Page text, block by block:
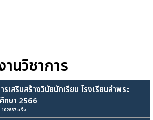
นวิชาการ
รเสริมสร้างวินัยนักเรียน โรงเรียนลำพระ
กษา 2566
ครั้ง